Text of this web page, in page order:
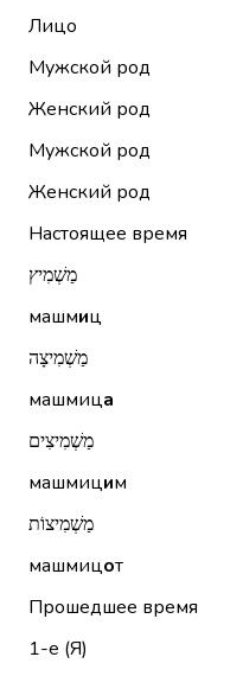
Лицо
Мужской род
Женский род
Мужской род
Женский род
Настоящее время
מַשְׁמִיץ
машмиц
מַשְׁמִיצָה
машмица
מַשְׁמִיצִים
машмицим
מַשְׁמִיצוֹת
машмицот
Прошедшее время
1-е (Я)